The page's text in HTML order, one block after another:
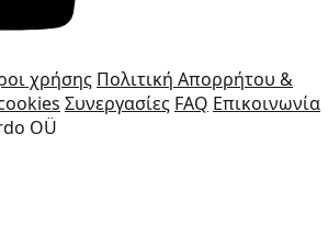
χρήσης Πολιτική Απορρήτου &
Συνεργασίες FAQ Επικοινωνία
OÜ